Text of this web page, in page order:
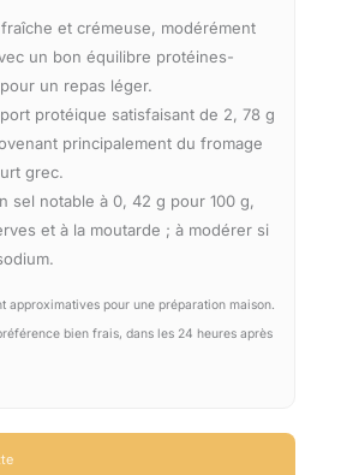
et crémeuse, modérément
un bon équilibre protéines-
un repas léger.
protéique satisfaisant de 2, 78 g
principalement du fromage
grec.
sel notable à 0, 42 g pour 100 g,
et à la moutarde ; à modérer si
approximatives pour une préparation maison.
bien frais, dans les 24 heures après